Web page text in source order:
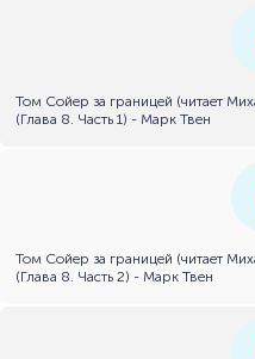
Том Сойер за границей (читает
(Глава 8. Часть 1) - Марк Твен
Том Сойер за границей (читает
(Глава 8. Часть 2) - Марк Твен